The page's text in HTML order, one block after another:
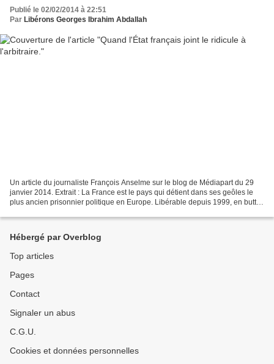
Publié le 02/02/2014 à 22:51
Par Libérons Georges Ibrahim Abdallah
Un article du journaliste François Anselme sur le blog de Médiapart du 29
janvier 2014. Extrait : La France est le pays qui détient dans ses geôles le
plus ancien prisonnier politique en Europe. Libérable depuis 1999, en butte
Hébergé par Overblog
Top articles
Pages
Contact
Signaler un abus
C.G.U.
Cookies et données personnelles